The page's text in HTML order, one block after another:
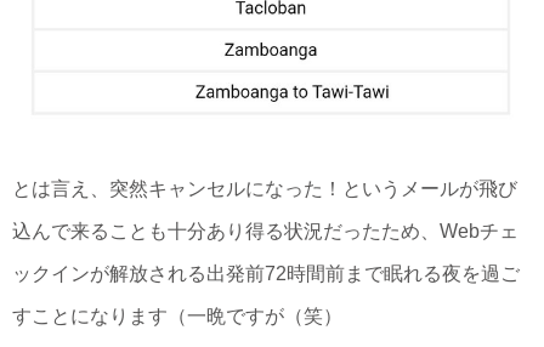
とは言え、突然キャンセルになった！というメールが飛び
込んで来ることも十分あり得る状況だったため、Webチェ
ックインが解放される出発前72時間前まで眠れる夜を過ご
すことになります（一晩ですが（笑）